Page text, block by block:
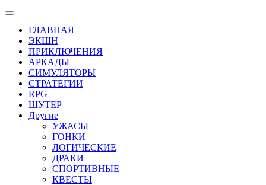
ГЛАВНАЯ
ЭКШН
ПРИКЛЮЧЕНИЯ
АРКАДЫ
СИМУЛЯТОРЫ
СТРАТЕГИИ
RPG
ШУТЕР
Другие
УЖАСЫ
ГОНКИ
ЛОГИЧЕСКИЕ
ДРАКИ
СПОРТИВНЫЕ
КВЕСТЫ